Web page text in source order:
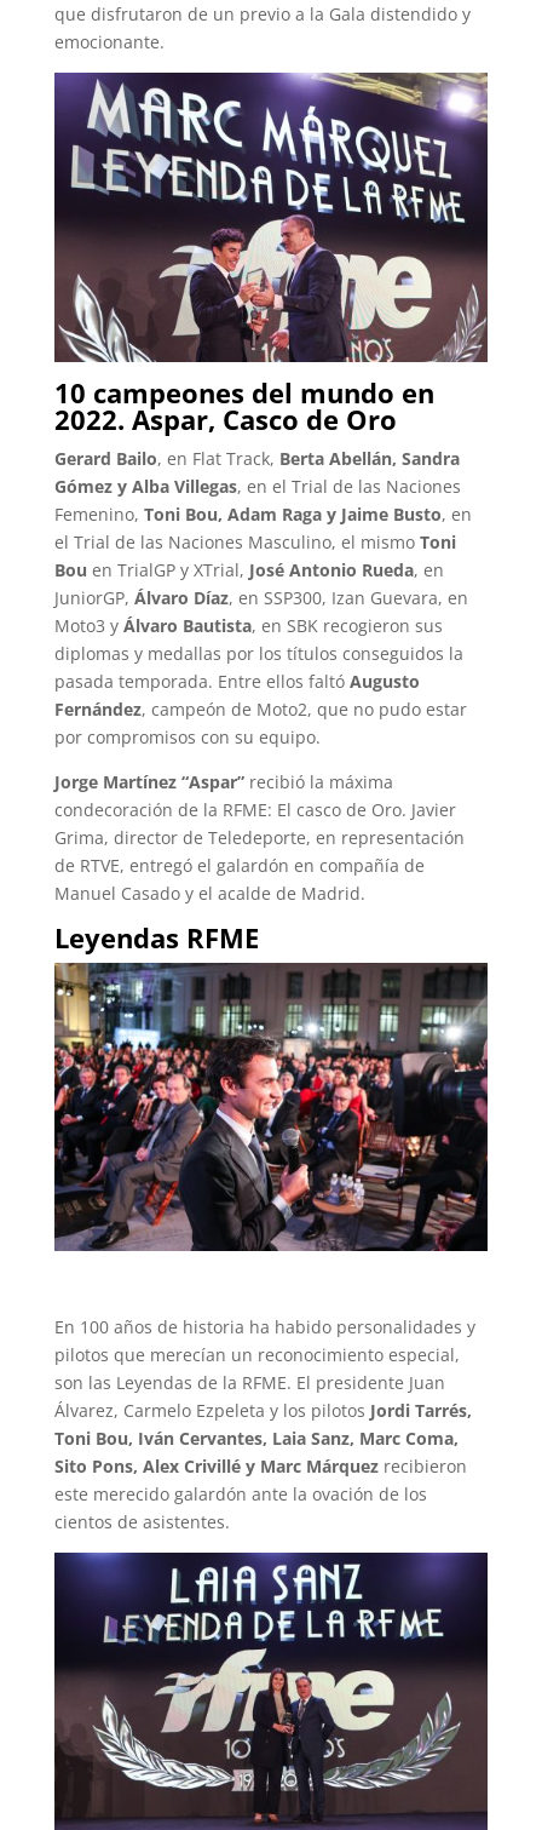
que disfrutaron de un previo a la Gala distendido y
emocionante.
10 campeones del mundo en
2022. Aspar, Casco de Oro
Gerard Bailo, en Flat Track, Berta Abellán, Sandra
Gómez y Alba Villegas, en el Trial de las Naciones
Femenino, Toni Bou, Adam Raga y Jaime Busto, en
el Trial de las Naciones Masculino, el mismo Toni
Bou en TrialGP y XTrial, José Antonio Rueda, en
JuniorGP, Álvaro Díaz, en SSP300, Izan Guevara, en
Moto3 yÁlvaro Bautista, en SBK recogieron sus
diplomas y medallas por los títulos conseguidos la
pasada temporada. Entre ellos faltóAugusto
Fernández, campeón de Moto2, que no pudo estar
por compromisos con su equipo.
Jorge Martínez “Aspar”recibió la máxima
condecoración de la RFME: El casco de Oro. Javier
Grima, director de Teledeporte, en representación
de RTVE, entregó el galardón en compañía de
Manuel Casado y el acalde de Madrid.
Leyendas RFME
En 100 años de historia ha habido personalidades y
pilotos que merecían un reconocimiento especial,
son las Leyendas de la RFME. El presidente Juan
Álvarez, Carmelo Ezpeleta y los pilotos Jordi Tarrés,
Toni Bou, Iván Cervantes, Laia Sanz, Marc Coma,
Sito Pons, Alex Crivillé y Marc Márquezrecibieron
este merecido galardón ante la ovación de los
cientos de asistentes.